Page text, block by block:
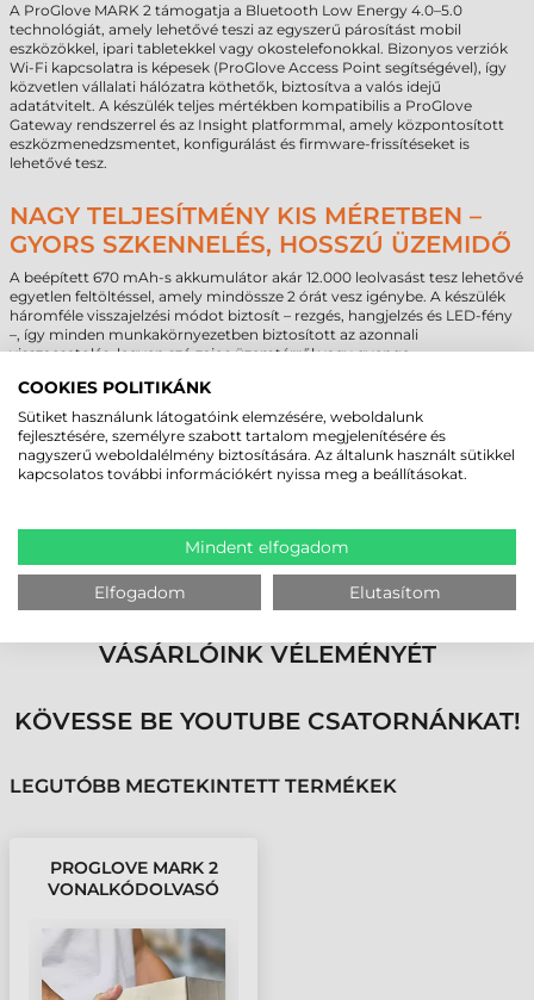
A ProGlove MARK 2 támogatja a Bluetooth Low Energy 4.0–5.0
technológiát, amely lehetővé teszi az egyszerű párosítást mobil
eszközökkel, ipari tabletekkel vagy okostelefonokkal. Bizonyos verziók
Wi-Fi kapcsolatra is képesek (ProGlove Access Point segítségével), így
közvetlen vállalati hálózatra köthetők, biztosítva a valós idejű
adatátvitelt. A készülék teljes mértékben kompatibilis a ProGlove
Gateway rendszerrel és az Insight platformmal, amely központosított
eszközmenedzsmentet, konfigurálást és firmware-frissítéseket is
lehetővé tesz.
NAGY TELJESÍTMÉNY KIS MÉRETBEN –
GYORS SZKENNELÉS, HOSSZÚ ÜZEMIDŐ
A beépített 670 mAh-s akkumulátor akár 12.000 leolvasást tesz lehetővé
egyetlen feltöltéssel, amely mindössze 2 órát vesz igénybe. A készülék
háromféle visszajelzési módot biztosít – rezgés, hangjelzés és LED-fény
–, így minden munkakörnyezetben biztosított az azonnali
visszacsatolás, legyen szó zajos üzemtérről vagy gyenge
MARK 2 vonalkódolvasó több mint 2000 zuhanásnak is ellenáll, így
garantáltan hosszú élettartamú és megbízható eszköz marad.
A ProGlove MARK 2 kézfejre rögzíthető hordozható vonalkódolvasó a
hatékonyságot, a mobilitást és a felhasználóbarát működést ötvözi
egyetlen eszközben. Ideális választás azoknak a vállalatoknak, amelyek
adatgyűjtési megoldást bevezetni a munkafolyamataikba.
VÁSÁRLÓINK VÉLEMÉNYÉT
KÖVESSE BE YOUTUBE CSATORNÁNKAT!
LEGUTÓBB MEGTEKINTETT TERMÉKEK
PROGLOVE MARK 2
VONALKÓDOLVASÓ
COOKIES POLITIKÁNK
Sütiket használunk látogatóink elemzésére, weboldalunk
fejlesztésére, személyre szabott tartalom megjelenítésére és
nagyszerű weboldalélmény biztosítására. Az általunk használt sütikkel
kapcsolatos további információkért nyissa meg a beállításokat.
Mindent elfogadom
Elfogadom Elutasítom